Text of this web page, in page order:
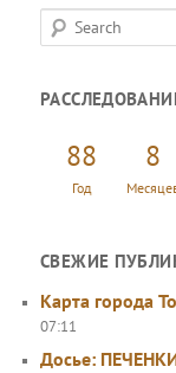
e
r
88
Год
8
СВЕЖИЕ
Карта города
07:11
Досье: